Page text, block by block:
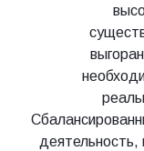
деятельность,